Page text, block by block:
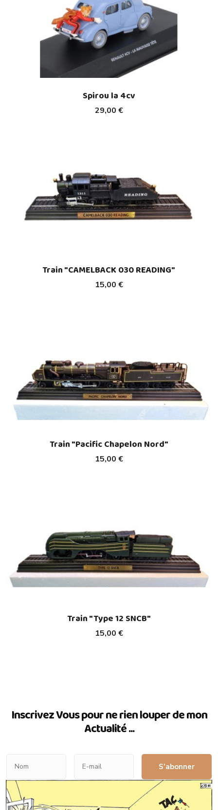
29,00 €
Spirou la 4cv
15,00 €
Train "CAMELBACK 030 READING"
15,00 €
Train "Pacific Chapelon Nord"
15,00 €
Train "Type 12 SNCB"
Inscrivez Vous pour ne rien louper de mon
Actualité ...
S’abonner